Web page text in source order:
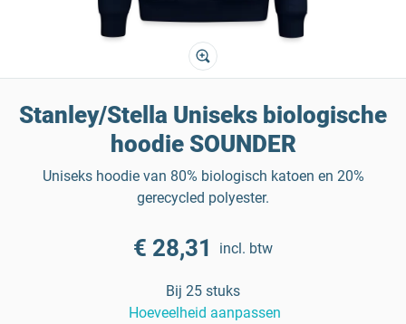
Stanley/Stella Uniseks biologische
hoodie SOUNDER
Uniseks hoodie van 80% biologisch katoen en 20%
gerecycled polyester.
€ 28,31 incl. btw
Bij 25 stuks
Hoeveelheid aanpassen